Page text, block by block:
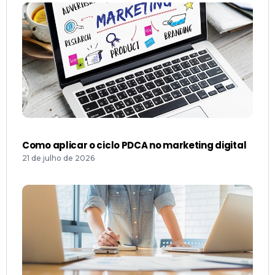
Como aplicar o ciclo PDCA no marketing digital
21 de julho de 2026